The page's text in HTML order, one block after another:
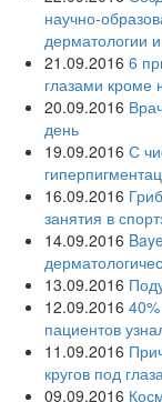
научно-
дерматологии
21.09.2016 6
глазами кроме
20.09.2016
день
19.09.2016 С
16.09.2016
занятия в
14.09.2016
13.09.2016
12.09.2016
пациентов
11.09.2016
кругов под
09.09.2016